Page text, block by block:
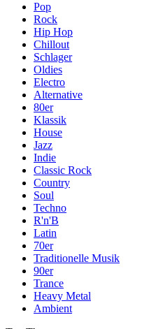
Pop
Rock
Hip Hop
Chillout
Schlager
Oldies
Electro
Alternative
80er
Klassik
House
Jazz
Indie
Classic Rock
Country
Soul
Techno
R'n'B
Latin
70er
Traditionelle Musik
90er
Trance
Heavy Metal
Ambient